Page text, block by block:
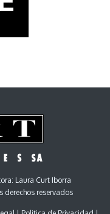
Laura Curt Iborra
reservados